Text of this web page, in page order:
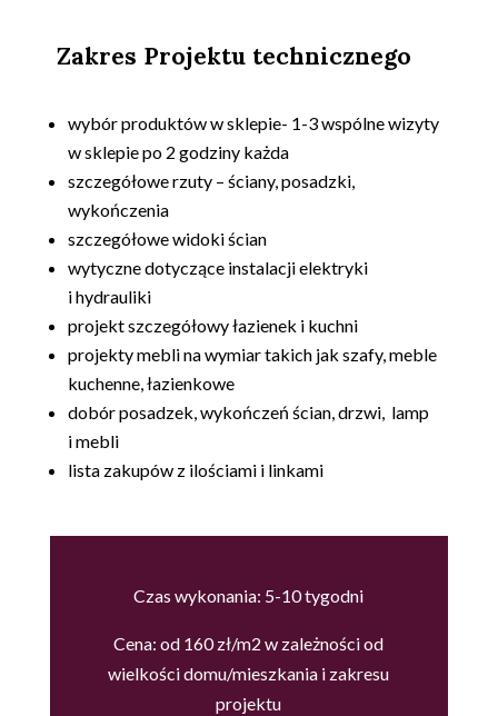
Zakres Projektu technicznego
wybór produktów w sklepie- 1-3 wspólne wizyty
w sklepie po 2 godziny każda
szczegółowe rzuty – ściany, posadzki,
wykończenia
szczegółowe widoki ścian
wytyczne dotyczące instalacji elektryki
i hydrauliki
projekt szczegółowy łazienek i kuchni
projekty mebli na wymiar takich jak szafy, meble
kuchenne, łazienkowe
dobór posadzek, wykończeń ścian, drzwi, lamp
i mebli
lista zakupów z ilościami i linkami
Czas wykonania: 5-10 tygodni
Cena: od 160 zł/m2w zależności od
wielkości domu/mieszkania i zakresu
projektu